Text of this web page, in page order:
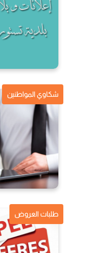
شكاوي المواطنين
طلبات العروض